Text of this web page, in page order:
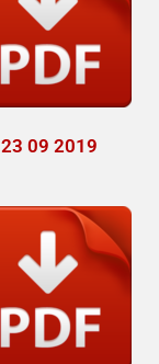
23 09 2019